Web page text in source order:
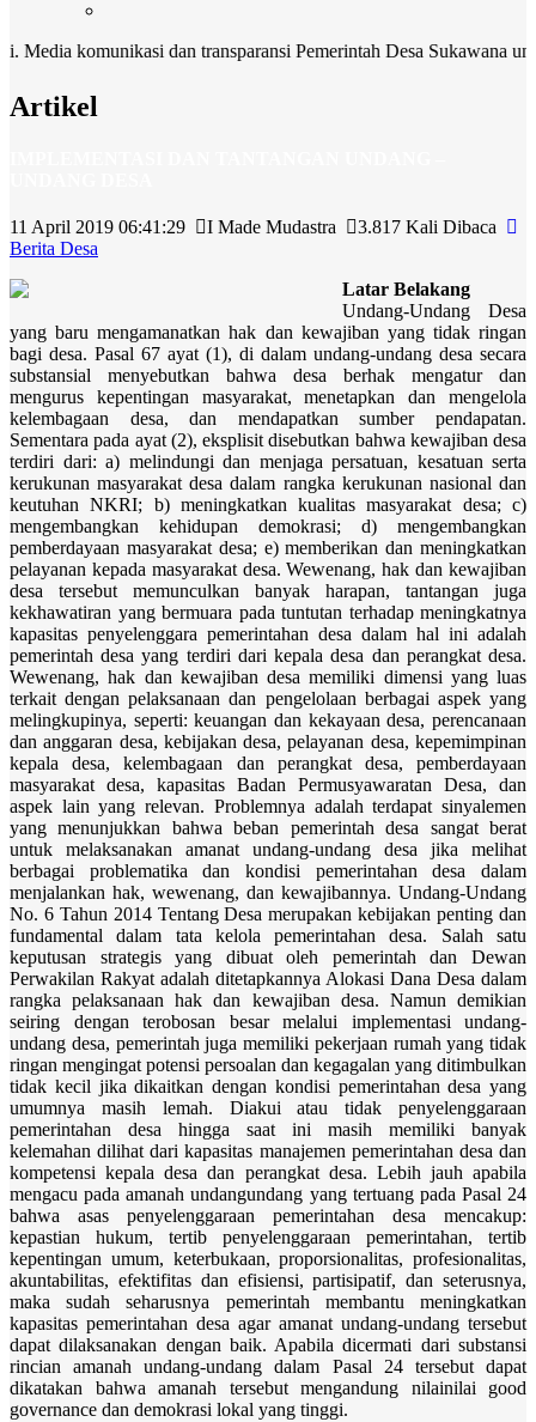
dan transparansi Pemerintah Desa Sukawana untuk seluruh
Artikel
11 April 2019 06:41:29 I Made Mudastra
3.817 Kali Dibaca
Berita Desa
Latar Belakang
Undang-Undang Desa
yang baru mengamanatkan hak dan kewajiban yang tidak ringan
bagi desa. Pasal 67 ayat (1), di dalam undang-undang desa secara
substansial menyebutkan bahwa desa berhak mengatur dan
mengurus kepentingan masyarakat, menetapkan dan mengelola
kelembagaan desa, dan mendapatkan sumber pendapatan.
Sementara pada ayat (2), eksplisit disebutkan bahwa kewajiban desa
terdiri dari: a) melindungi dan menjaga persatuan, kesatuan serta
kerukunan masyarakat desa dalam rangka kerukunan nasional dan
keutuhan NKRI; b) meningkatkan kualitas masyarakat desa; c)
mengembangkan kehidupan demokrasi; d) mengembangkan
pemberdayaan masyarakat desa; e) memberikan dan meningkatkan
pelayanan kepada masyarakat desa. Wewenang, hak dan kewajiban
desa tersebut memunculkan banyak harapan, tantangan juga
kekhawatiran yang bermuara pada tuntutan terhadap meningkatnya
kapasitas penyelenggara pemerintahan desa dalam hal ini adalah
pemerintah desa yang terdiri dari kepala desa dan perangkat desa.
Wewenang, hak dan kewajiban desa memiliki dimensi yang luas
terkait dengan pelaksanaan dan pengelolaan berbagai aspek yang
melingkupinya, seperti: keuangan dan kekayaan desa, perencanaan
dan anggaran desa, kebijakan desa, pelayanan desa, kepemimpinan
kepala desa, kelembagaan dan perangkat desa, pemberdayaan
masyarakat desa, kapasitas Badan Permusyawaratan Desa, dan
aspek lain yang relevan. Problemnya adalah terdapat sinyalemen
yang menunjukkan bahwa beban pemerintah desa sangat berat
untuk melaksanakan amanat undang-undang desa jika melihat
berbagai problematika dan kondisi pemerintahan desa dalam
menjalankan hak, wewenang, dan kewajibannya. Undang-Undang
No. 6 Tahun 2014 Tentang Desa merupakan kebijakan penting dan
fundamental dalam tata kelola pemerintahan desa. Salah satu
keputusan strategis yang dibuat oleh pemerintah dan Dewan
Perwakilan Rakyat adalah ditetapkannya Alokasi Dana Desa dalam
rangka pelaksanaan hak dan kewajiban desa. Namun demikian
seiring dengan terobosan besar melalui implementasi undang-
undang desa, pemerintah juga memiliki pekerjaan rumah yang tidak
ringan mengingat potensi persoalan dan kegagalan yang ditimbulkan
tidak kecil jika dikaitkan dengan kondisi pemerintahan desa yang
umumnya masih lemah. Diakui atau tidak penyelenggaraan
pemerintahan desa hingga saat ini masih memiliki banyak
kelemahan dilihat dari kapasitas manajemen pemerintahan desa dan
kompetensi kepala desa dan perangkat desa. Lebih jauh apabila
mengacu pada amanah undangundang yang tertuang pada Pasal 24
bahwa asas penyelenggaraan pemerintahan desa mencakup:
kepastian hukum, tertib penyelenggaraan pemerintahan, tertib
kepentingan umum, keterbukaan, proporsionalitas, profesionalitas,
akuntabilitas, efektifitas dan efisiensi, partisipatif, dan seterusnya,
maka sudah seharusnya pemerintah membantu meningkatkan
kapasitas pemerintahan desa agar amanat undang-undang tersebut
dapat dilaksanakan dengan baik. Apabila dicermati dari substansi
rincian amanah undang-undang dalam Pasal 24 tersebut dapat
dikatakan bahwa amanah tersebut mengandung nilainilai good
governance dan demokrasi lokal yang tinggi.